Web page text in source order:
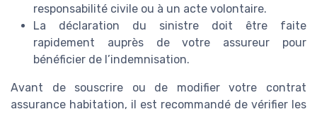
responsabilité civile ou à un acte volontaire.
La déclaration du sinistre doit être faite
rapidement auprès de votre assureur pour
bénéficier de l’indemnisation.
Avant de souscrire ou de modifier votre contrat
assurance habitation, il est recommandé de vérifier les